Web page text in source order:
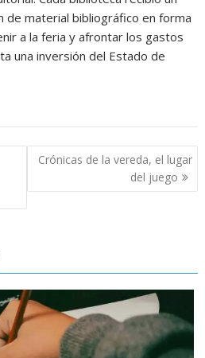
de material bibliográfico en forma
a la feria y afrontar los gastos
una inversión del Estado de
Crónicas de la vereda, el lugar
del juego